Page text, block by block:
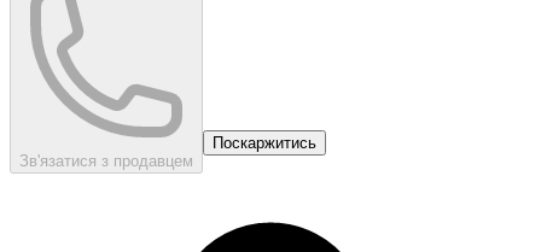
Зв'язатися з продавцем
Поскаржитись